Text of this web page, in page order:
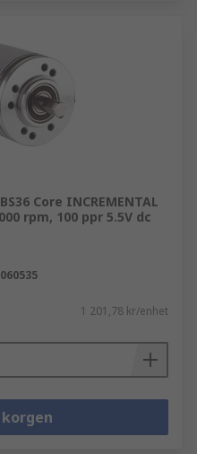
Core INCREMENTAL
rpm, 100 ppr 5.5V dc
1 201,78 kr/enhet